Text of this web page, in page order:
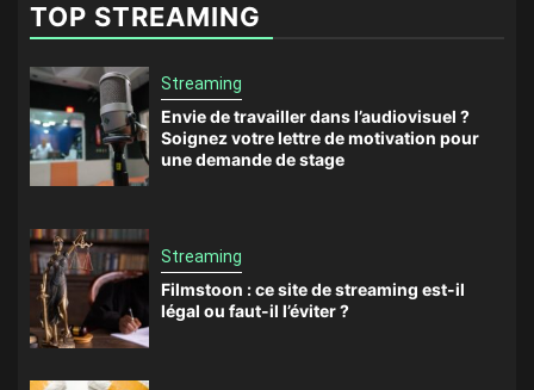
TOP STREAMING
Streaming
Envie de travailler dans l’audiovisuel ?
Soignez votre lettre de motivation pour
une demande de stage
Streaming
Filmstoon : ce site de streaming est-il
légal ou faut-il l’éviter ?